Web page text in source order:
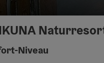
Niveau